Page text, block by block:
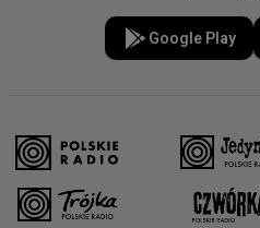
Wioślarstwo
Zapasy
Żeglarstwo
Google Play